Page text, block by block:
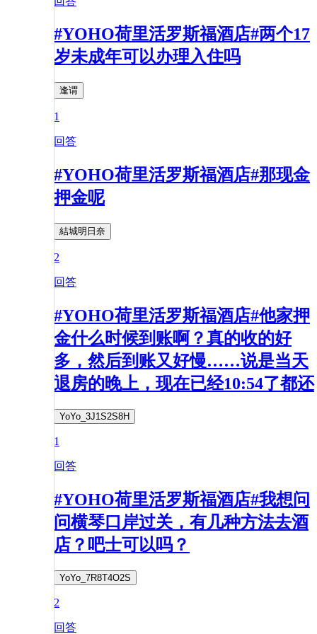
#YOHO荷里活罗斯福酒店#两个17
岁未成年可以办理入住吗
逢谓
1
回答
#YOHO荷里活罗斯福酒店#那现金
押金呢
結城明日奈
2
回答
#YOHO荷里活罗斯福酒店#他家押
金什么时候到账啊？真的收的好
多，然后到账又好慢……说是当天
退房的晚上，现在已经10:54了都还
YoYo_3J1S2S8H
1
回答
#YOHO荷里活罗斯福酒店#我想问
问横琴口岸过关，有几种方法去酒
店？吧士可以吗？
YoYo_7R8T4O2S
2
回答